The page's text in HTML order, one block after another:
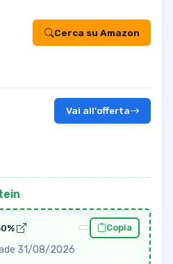
Cerca su Amazon
Vai all'offerta
Copia
31/08/2026